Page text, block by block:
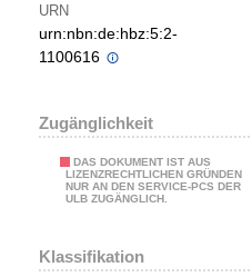
URN
urn:nbn:de:hbz:5:2-
1100616
Zugänglichkeit
DAS DOKUMENT IST AUS
LIZENZRECHTLICHEN GRÜNDEN
NUR AN DEN SERVICE-PCS DER
ULB ZUGÄNGLICH.
Klassifikation